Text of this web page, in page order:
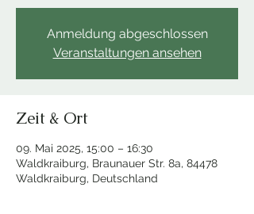
Anmeldung abgeschlossen
Veranstaltungen ansehen
Zeit & Ort
09. Mai 2025, 15:00 – 16:30
Waldkraiburg, Braunauer Str. 8a, 84478
Waldkraiburg, Deutschland